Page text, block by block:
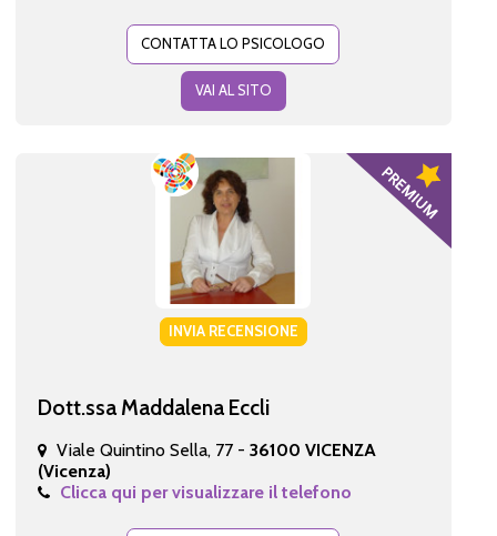
CONTATTA LO PSICOLOGO
VAI AL SITO
INVIA RECENSIONE
Dott.ssa Maddalena Eccli
Viale Quintino Sella, 77 - 36100 VICENZA
(Vicenza)
Clicca qui per visualizzare il telefono